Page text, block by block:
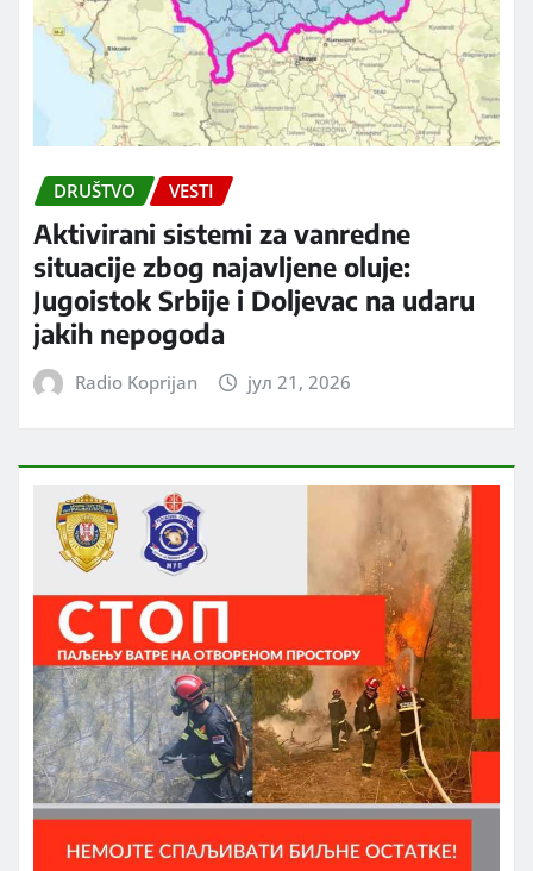
DRUŠTVO VESTI
Aktivirani sistemi za vanredne
situacije zbog najavljene oluje:
Jugoistok Srbije i Doljevac na udaru
jakih nepogoda
Radio Koprijan јул 21, 2026